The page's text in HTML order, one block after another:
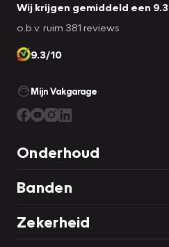
Wij krijgen gemiddeld een 9.3
o.b.v. ruim 381 reviews
9.3/10
Mijn Vakgarage
Onderhoud
Banden
Zekerheid